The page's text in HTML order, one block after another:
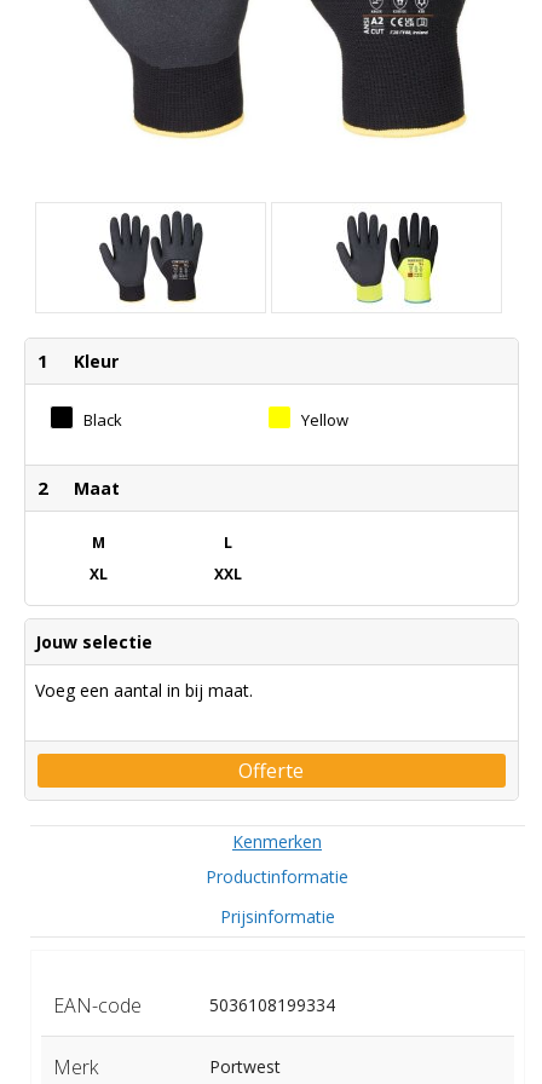
1 Kleur
Black Yellow
2 Maat
M
L
XL
XXL
Jouw selectie
Voeg een aantal in bij maat.
Offerte
Kenmerken
Productinformatie
Prijsinformatie
EAN-code 5036108199334
Merk Portwest